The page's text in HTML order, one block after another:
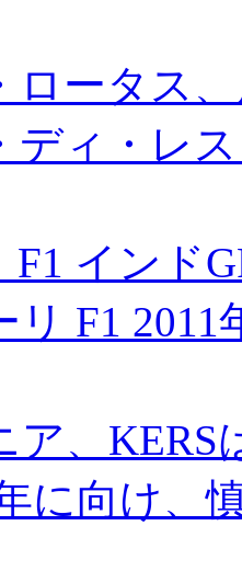
ロータス
ディ・レ
F1 インド
リ F1
ア、KERS
に向け、